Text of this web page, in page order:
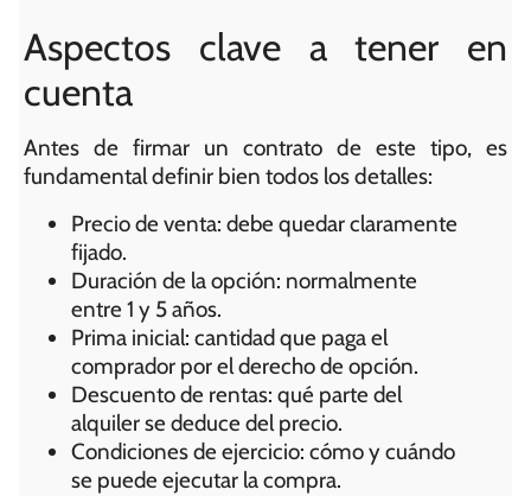
Aspectos clave a tener en
cuenta
Antes de firmar un contrato de este tipo, es
fundamental definir bien todos los detalles:
Precio de venta: debe quedar claramente
fijado.
Duración de la opción: normalmente
entre 1 y 5 años.
Prima inicial: cantidad que paga el
comprador por el derecho de opción.
Descuento de rentas: qué parte del
alquiler se deduce del precio.
Condiciones de ejercicio: cómo y cuándo
se puede ejecutar la compra.